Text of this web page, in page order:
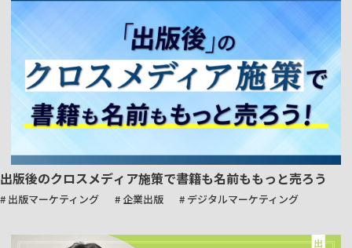
出版後のクロスメディア施策で書籍も名前ももっと売ろう
# 出版マーケティング # 企業出版 # デジタルマーケティング